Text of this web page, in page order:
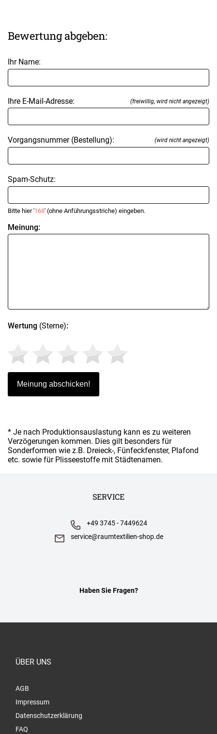
Bewertung abgeben:
Ihr Name:
Ihre E-Mail-Adresse: (freiwillig, wird nicht angezeigt)
Vorgangsnummer (Bestellung): (wird nicht angezeigt)
Spam-Schutz:
Bitte hier '168' (ohne Anführungsstriche) eingeben.
Meinung:
Wertung (Sterne):
* Je nach Produktionsauslastung kann es zu weiteren
Verzögerungen kommen. Dies gilt besonders für
Sonderformen wie z.B. Dreieck-, Fünfeckfenster, Plafond
etc. sowie für Plisseestoffe mit Städtenamen.
SERVICE
Haben Sie Fragen?
+49 3745 - 7449624
service@raumtextilien-shop.de
ÜBER UNS
AGB
Impressum
Datenschutzerklärung
FAQ